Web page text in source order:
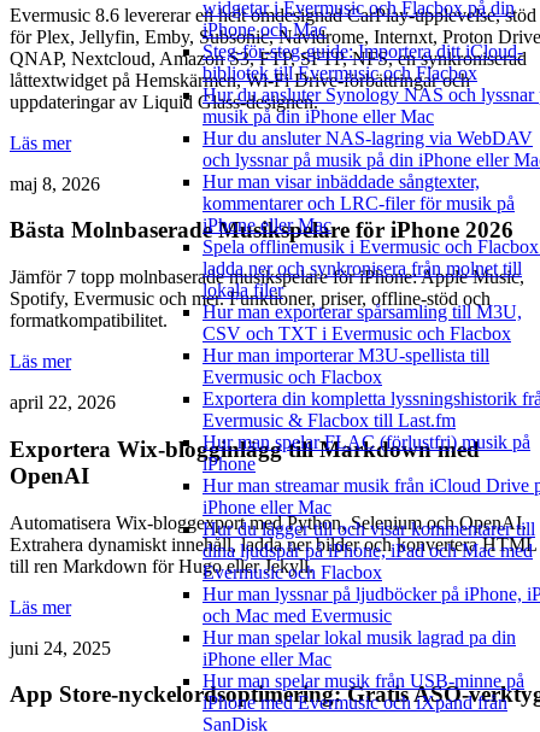
widgetar i Evermusic och Flacbox på din
iPhone och Mac
Steg-för-steg-guide: Importera ditt iCloud-
bibliotek till Evermusic och Flacbox
Hur du ansluter Synology NAS och lyssnar
musik på din iPhone eller Mac
Hur du ansluter NAS-lagring via WebDAV
och lyssnar på musik på din iPhone eller
Hur man visar inbäddade sångtexter,
kommentarer och LRC-filer för musik på
iPhone eller Mac
Spela offlinemusik i Evermusic och
ladda ner och synkronisera från molnet till
lokala filer
Hur man exporterar spårsamling till M3U,
CSV och TXT i Evermusic och Flacbox
Hur man importerar M3U-spellista till
Evermusic och Flacbox
Exportera din kompletta lyssningshistorik
Evermusic & Flacbox till Last.fm
Hur man spelar FLAC (förlustfri) musik på
iPhone
Hur man streamar musik från iCloud Drive
iPhone eller Mac
Hur du lägger till och visar kommentarer till
dina ljudspår på iPhone, iPad och Mac med
Evermusic och Flacbox
Hur man lyssnar på ljudböcker på iPhone,
och Mac med Evermusic
Hur man spelar lokal musik lagrad pa din
iPhone eller Mac
Hur man spelar musik från USB-minne på
iPhone med Evermusic och iXpand från
SanDisk
Evermusic 8.6 levererar en helt omdesignad CarPlay-upplevelse, stöd
för Plex, Jellyfin, Emby, Subsonic, Navidrome, Internxt, Proton
QNAP, Nextcloud, Amazon S3, FTP, SFTP, NFS, en synkroniserad
låttextwidget på Hemskärmen, Wi-Fi Drive-förbättringar och
uppdateringar av Liquid Glass-designen.
Läs mer
maj 8, 2026
Bästa Molnbaserade Musikspelare för iPhone 2026
Jämför 7 topp molnbaserade musikspelare för iPhone: Apple Music,
Spotify, Evermusic och mer. Funktioner, priser, offline-stöd och
formatkompatibilitet.
Läs mer
april 22, 2026
Exportera Wix-blogginlägg till Markdown med
OpenAI
Automatisera Wix-bloggexport med Python, Selenium och OpenAI.
Extrahera dynamiskt innehåll, ladda ner bilder och konvertera HTML
till ren Markdown för Hugo eller Jekyll.
Läs mer
juni 24, 2025
App Store-nyckelordsoptimering: Gratis ASO-